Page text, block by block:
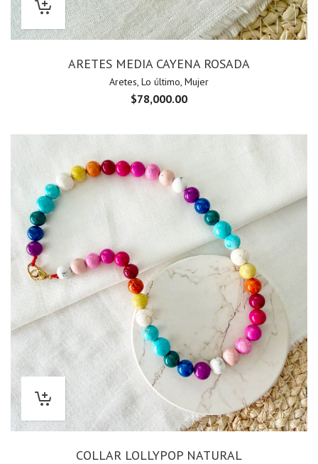
ARETES MEDIA CAYENA ROSADA
Aretes, Lo último, Mujer
$78,000.00
COLLAR LOLLYPOP NATURAL